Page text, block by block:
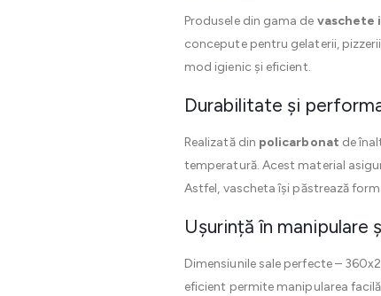
Produsele din gama de vaschete
concepute pentru gelaterii,
mod igienic și eficient.
Durabilitate și
Realizată din policarbonat de
temperatură. Acest material
Astfel, vascheta își păstrează
Ușurință în manipulare
Dimensiunile sale perfecte –
eficient permite manipularea